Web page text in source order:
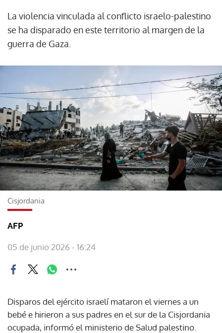
La violencia vinculada al conflicto israelo-palestino
se ha disparado en este territorio al margen de la
guerra de Gaza.
Cisjordania
AFP
05 de junio 2026 - 16:24
Disparos del ejército israelí mataron el viernes a un
bebé e hirieron a sus padres en el sur de la Cisjordania
ocupada, informó el ministerio de Salud palestino.